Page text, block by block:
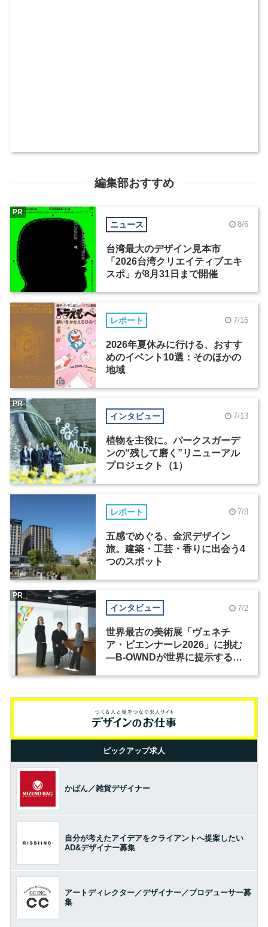
編集部おすすめ
ニュース 8/6
台湾最大のデザイン見本市
「2026台湾クリエイティブエキ
スポ」が8月31日まで開催
PR
レポート 7/16
2026年夏休みに行ける、おすす
めのイベント10選：そのほかの
地域
インタビュー 7/13
植物を主役に。パークスガーデ
ンの“残して磨く”リニューアル
プロジェクト（1）
PR
レポート 7/8
五感でめぐる、金沢デザイン
旅。建築・工芸・香りに出会う4
つのスポット
インタビュー 7/2
世界最古の美術展「ヴェネチ
ア・ビエンナーレ2026」に挑む
―B-OWNDが世界に提示する美
PR
ピックアップ求人
かばん／雑貨デザイナー
自分が考えたアイデアをクライアントへ提案したい
AD&デザイナー募集
アートディレクター／デザイナー／プロデューサー募
集